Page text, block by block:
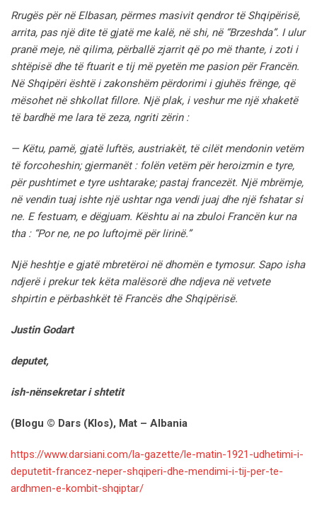
Rrugës për në Elbasan, përmes masivit qendror të Shqipërisë,
arrita, pas një dite të gjatë me kalë, në shi, në “Brzeshda”. I ulur
pranë meje, në qilima, përballë zjarrit që po më thante, i zoti i
shtëpisë dhe të ftuarit e tij më pyetën me pasion për Francën.
Në Shqipëri është i zakonshëm përdorimi i gjuhës frënge, që
mësohet në shkollat fillore. Një plak, i veshur me një xhaketë
të bardhë me lara të zeza, ngriti zërin :
— Këtu, pamë, gjatë luftës, austriakët, të cilët mendonin vetëm
të forcoheshin; gjermanët : folën vetëm për heroizmin e tyre,
për pushtimet e tyre ushtarake; pastaj francezët. Një mbrëmje,
në vendin tuaj ishte një ushtar nga vendi juaj dhe një fshatar si
ne. E festuam, e dëgjuam. Kështu ai na zbuloi Francën kur na
tha : “Por ne, ne po luftojmë për lirinë.”
Një heshtje e gjatë mbretëroi në dhomën e tymosur. Sapo isha
ndjerë i prekur tek këta malësorë dhe ndjeva në vetvete
shpirtin e përbashkët të Francës dhe Shqipërisë.
Justin Godart
deputet,
ish-nënsekretar i shtetit
(Blogu © Dars (Klos), Mat – Albania
https://www.darsiani.com/la-gazette/le-matin-1921-udhetimi-i-
deputetit-francez-neper-shqiperi-dhe-mendimi-i-tij-per-te-
ardhmen-e-kombit-shqiptar/